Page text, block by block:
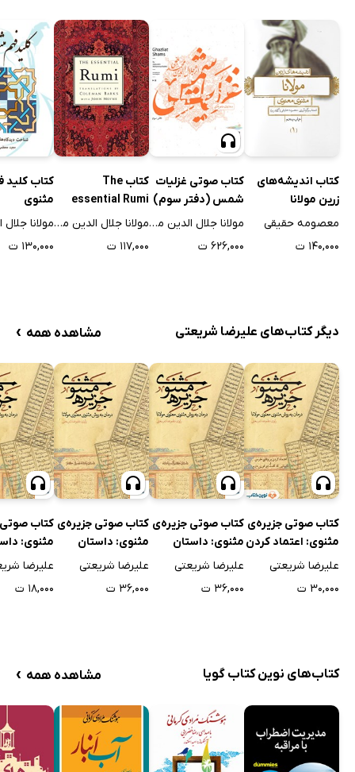
کتاب اندیشه‌های
زرین مولانا
معصومه حقیقی
۱۴۰,۰۰۰ ت
کتاب صوتی غزلیات
شمس (دفتر سوم)
مولانا جلال الدین محمد بلخی
۶۲۶,۰۰۰ ت
کتاب The
essential Rumi
مولانا جلال الدین محمد بلخی
۱۱۷,۰۰۰ ت
کتاب کلید
مثنوی
۱۳۰,۰۰۰ ت
دیگر کتاب‌های علیرضا شریعتی مشاهده همه ›
کتاب صوتی جزیره‌ی
مثنوی: اعتماد کردن
بر وفای خرس و
کوری دارم
علیرضا شریعتی
۳۰,۰۰۰ ت
کتاب صوتی جزیره‌ی
مثنوی: داستان
کنیزک و پادشاه
علیرضا شریعتی
۳۶,۰۰۰ ت
کتاب صوتی جزیره‌ی
مثنوی: داستان
پادشاه نصرانی گداز
علیرضا شریعتی
۳۶,۰۰۰ ت
کتاب
مثنوی:
بقال و
علیرضا
۱۸,۰۰۰ ت
کتاب‌های نوین کتاب گویا مشاهده همه ›